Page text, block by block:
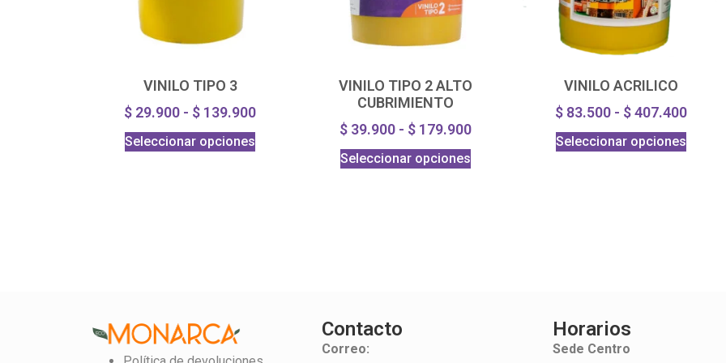
VINILO TIPO 3
$ 29.900 - $ 139.900
Seleccionar opciones
VINILO TIPO 2 ALTO
CUBRIMIENTO
$ 39.900 - $ 179.900
Seleccionar opciones
VINILO ACRILICO
$83.500 - $407.400
Seleccionar opciones
Contacto
Correo:
Horarios
Sede Centro